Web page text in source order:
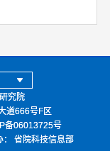
究院
道666号F区
备06013725号
： 省院科技信息部